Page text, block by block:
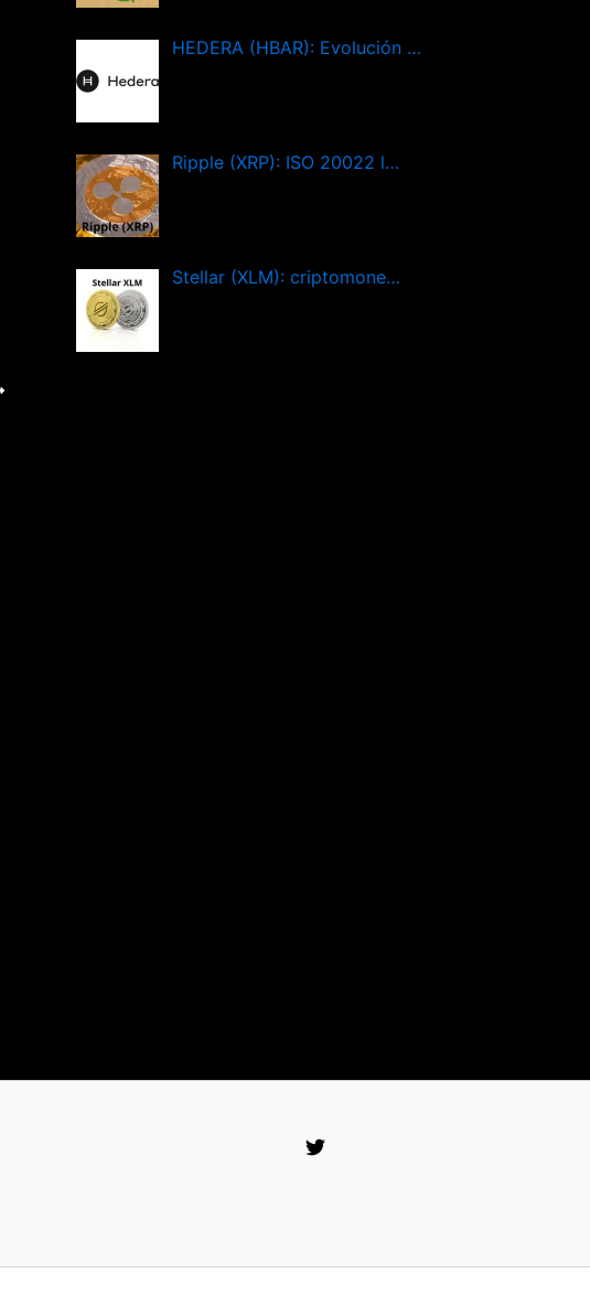
HEDERA (HBAR): Evolución …
Ripple (XRP): ISO 20022 l…
Stellar (XLM): criptomone…